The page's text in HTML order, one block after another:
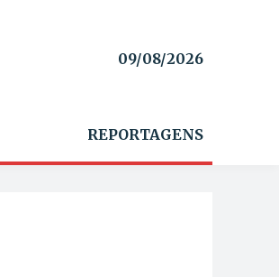
09/08/2026
REPORTAGENS